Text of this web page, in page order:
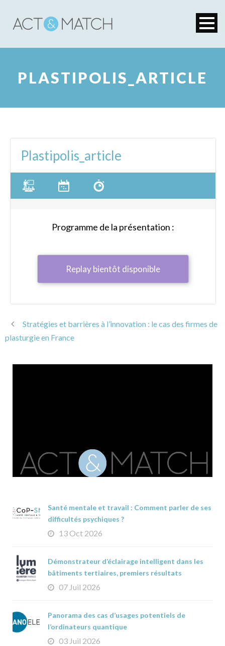
PLASTIPOLIS_ARTICLE
Plastipolis_article
Programme de la présentation :
Replay bientôt disponible
Stratégies et barrières à l’innovation : le cas des firmes de
plasturgie en France
Santé mentale et travail : Comment parler de ses
difficultés psychiques ?
13 Oct 2026
Démonstrateur d’éclairage intelligent dans les
bâtiments tertiaires, premiers résultats
07 Juil 2026
Panorama des cas d’usages potentiels de
l’ordinateurs quantique
03 Juil 2026